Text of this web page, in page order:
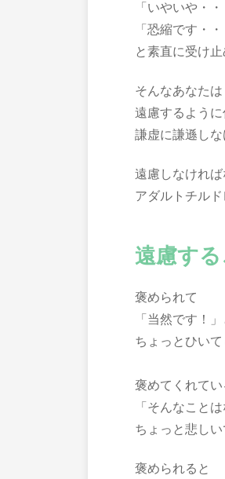
「いやいや・
「恐縮です・
と素直に受け
そんなあなたは
遠慮するように
謙虚に謙遜し
遠慮しなけれ
アダルトチルド
遠慮す
褒められて
「当然です！
ちょっとひい
褒めてくれてい
「そんなこと
ちょっと悲しい
褒められると